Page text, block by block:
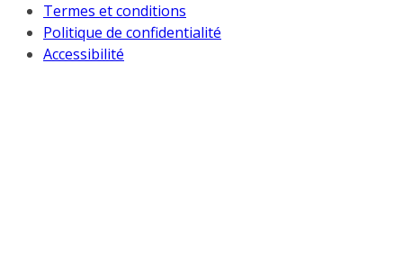
Termes et conditions
Politique de confidentialité
Accessibilité